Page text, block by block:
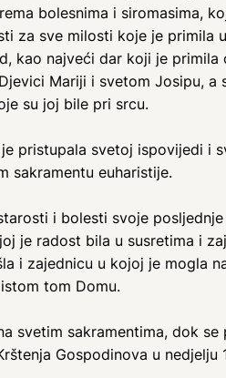
bolesnima i siromasima,
za sve milosti koje je primila
kao najveći dar koji je
Mariji i svetom Josipu,
su joj bile pri srcu.
pristupala svetoj ispovijedi i
sakramentu euharistije.
i bolesti svoje
je radost bila u susretima i
i zajednicu u kojoj je mogla
tom Domu.
svetim sakramentima, dok
Gospodinova u nedjelju